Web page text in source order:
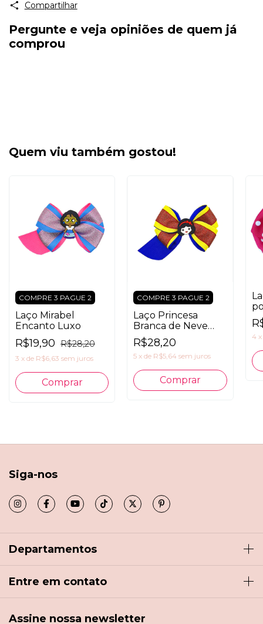
Compartilhar
Pergunte e veja opiniões de quem já
comprou
Quem viu também gostou!
COMPRE 3 PAGUE 2
Laço Mirabel
Encanto Luxo
R$19,90 R$28,20
3 x de R$6,63 sem juros
COMPRE 3 PAGUE 2
Laço Princesa
Branca de Neve
Luxo
R$28,20
5 xde R$5,64 sem juros
4 x
Siga-nos
Departamentos
Entre em contato
Assine nossa newsletter